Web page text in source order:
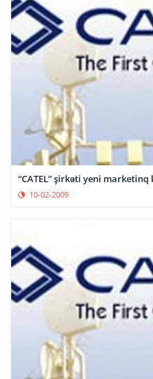
“CATEL” şirkəti yeni
10-02-2009